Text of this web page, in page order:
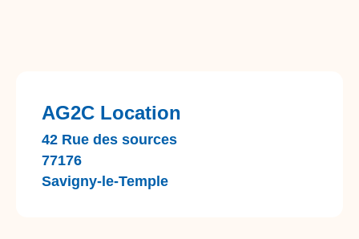
AG2C Location
42 Rue des sources
77176
Savigny-le-Temple